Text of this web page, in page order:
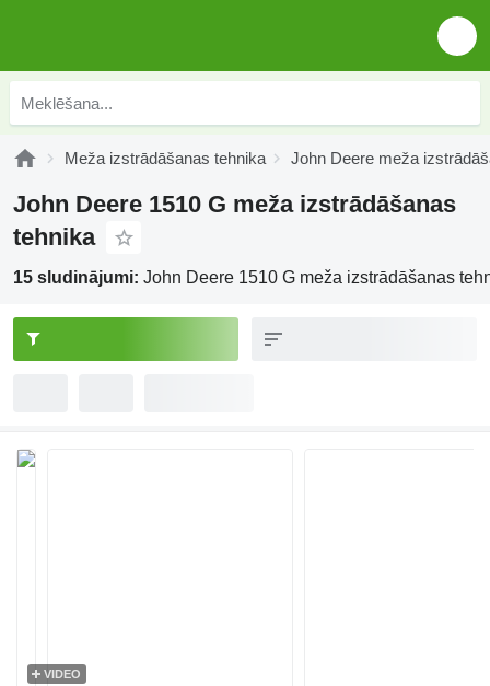
Meža izstrādāšanas tehnika John Deere meža
John Deere 1510 G meža izstrādāšanas
tehnika
15 sludinājumi: John Deere 1510 G meža izstrādāšanas
VIDEO